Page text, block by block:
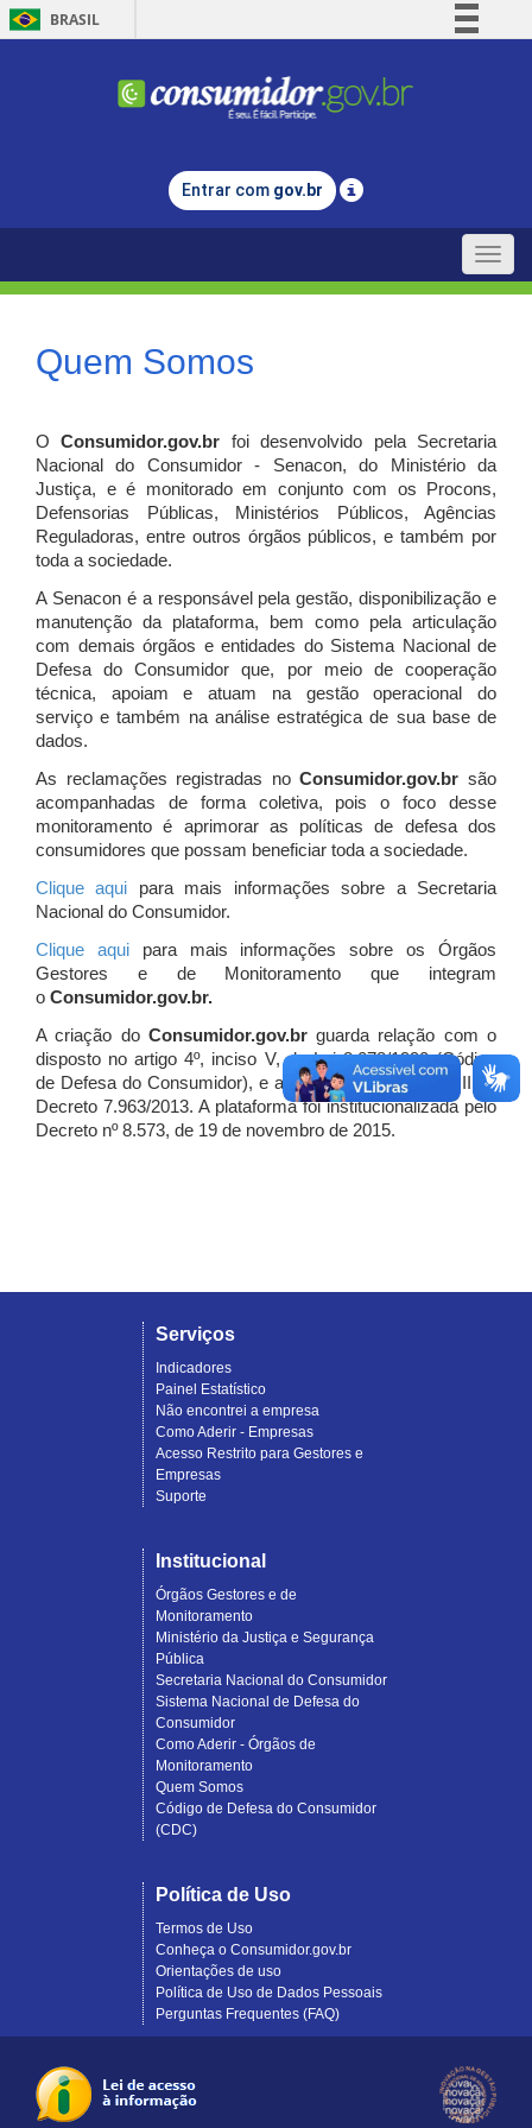
BRASIL
Comunica BR
Legislação
Entrar com gov.br
Toggle
Quem Somos
OConsumidor.gov.br
foi desenvolvido pela Secretaria
Nacional do Consumidor - Senacon, do Ministério da
Justiça, e é monitorado em conjunto com os Procons,
Defensorias Públicas, Ministérios Públicos, Agências
Reguladoras, entre outros órgãos públicos, e também por
toda a sociedade.
A Senacon é a responsável pela gestão, disponibilização e
manutenção da plataforma, bem como pela articulação
com demais órgãos e entidades do Sistema Nacional de
Defesa do Consumidor que, por meio de cooperação
técnica, apoiam e atuam na gestão operacional do
serviço e também na análise estratégica de sua base de
dados.
As reclamações registradas noConsumidor.gov.br são
acompanhadas de forma coletiva, pois o foco desse
monitoramento é aprimorar as políticas de defesa dos
consumidores que possam beneficiar toda a sociedade.
Clique aqui para mais informações sobre a Secretaria
Nacional do Consumidor.
Clique aquipara mais informações sobre os Órgãos
Gestores e de Monitoramento que integram
o Consumidor.gov.br.
A criação do Consumidor.gov.brguarda relação com o
disposto no artigo 4º, inciso V, da Lei 8.078/1990 (Código
de Defesa do Consumidor), e artigo 7º, incisos I, II e III do
Decreto 7.963/2013. A plataforma foi institucionalizada pelo
Decreto nº 8.573, de 19 de novembro de 2015.
Serviços
Indicadores
Painel Estatístico
Não encontrei a empresa
Como Aderir - Empresas
Acesso Restrito para Gestores e
Empresas
Suporte
Institucional
Órgãos Gestores e de
Monitoramento
Ministério da Justiça e Segurança
Pública
Secretaria Nacional do Consumidor
Sistema Nacional de Defesa do
Consumidor
Como Aderir - Órgãos de
Monitoramento
Quem Somos
Código de Defesa do Consumidor
(CDC)
Política de Uso
Termos de Uso
Conheça o Consumidor.gov.br
Orientações de uso
Política de Uso de Dados Pessoais
Perguntas Frequentes (FAQ)